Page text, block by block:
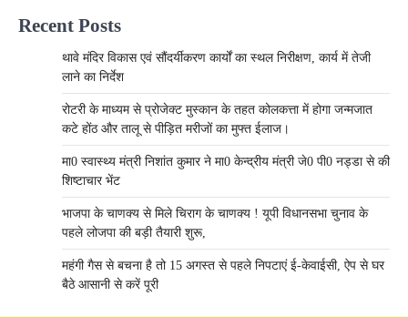
Recent Posts
थावे मंदिर विकास एवं सौंदर्यीकरण कार्यों का स्थल निरीक्षण, कार्य में तेजी
लाने का निर्देश
रोटरी के माध्यम से प्रोजेक्ट मुस्कान के तहत कोलकत्ता में होगा जन्मजात
कटे होंठ और तालू से पीड़ित मरीजों का मुफ्त ईलाज।
मा0 स्वास्थ्य मंत्री निशांत कुमार ने मा0 केन्द्रीय मंत्री जे0 पी0 नड्डा से की
शिष्टाचार भेंट
भाजपा के चाणक्य से मिले चिराग के चाणक्य ! यूपी विधानसभा चुनाव के
पहले लोजपा की बड़ी तैयारी शुरू,
महंगी गैस से बचना है तो 15 अगस्त से पहले निपटाएं ई-केवाईसी, ऐप से घर
बैठे आसानी से करें पूरी